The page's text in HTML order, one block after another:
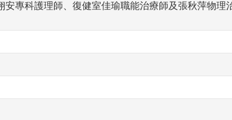
專科護理師、復健室佳瑜職能治療師及張秋萍物理